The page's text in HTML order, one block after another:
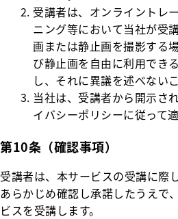
受講者は、オンライントレ
ニング等において当社が受
画または静止画を撮影する
び静止画を自由に利用でき
し、それに異議を述べない
当社は、受講者から開示さ
イバシーポリシーに従って
第10条（確認事項）
受講者は、本サービスの受講に際
あらかじめ確認し承諾したうえで
ビスを受講します。